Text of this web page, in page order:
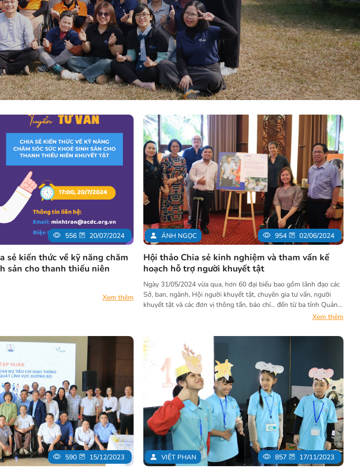
556 20/07/2024
sẻ kiến thức về kỹ năng chăm
sản cho thanh thiếu niên
Xem thêm
ÁNH NGỌC 954 02/06/2024
Hội thảo Chia sẻ kinh nghiệm và tham vấn kế
hoạch hỗ trợ người khuyết tật
Ngày 31/05/2024 vừa qua, hơn 60 đại biểu bao gồm lãnh đạo các
Sở, ban, ngành, Hội người khuyết tật, chuyên gia tư vấn, người
khuyết tật và các đơn vị thông tấn, báo chí... đến từ ba tỉnh Quảng
Trị, Thừa Thiên Huế và Quảng Nam đã có mặt tại Hội An để tham
người khuyết tật”. Sự kiện nhằm giúp các bên liên quan chia sẻ
kinh nghiệm, tham vấn và hỗ trợ người khuyết tật tại ba tỉnh miền
trung trong những năm tiếp theo.
Xem thêm
590 15/12/2023 VIỆT PHAN 857 17/11/2023